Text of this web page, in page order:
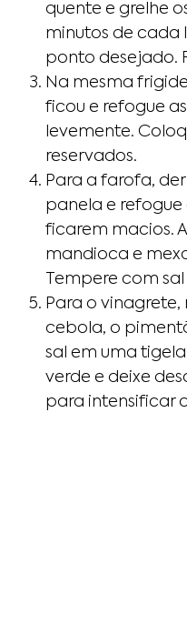
quente e grelhe
minutos de cada
ponto desejado.
Na mesma
ficou e refogue
levemente.
reservados.
Para a farofa,
panela e
ficarem macios.
mandioca e
Tempere com
Para o vinagrete,
cebola, o
sal em uma
verde e deixe
para intensificar